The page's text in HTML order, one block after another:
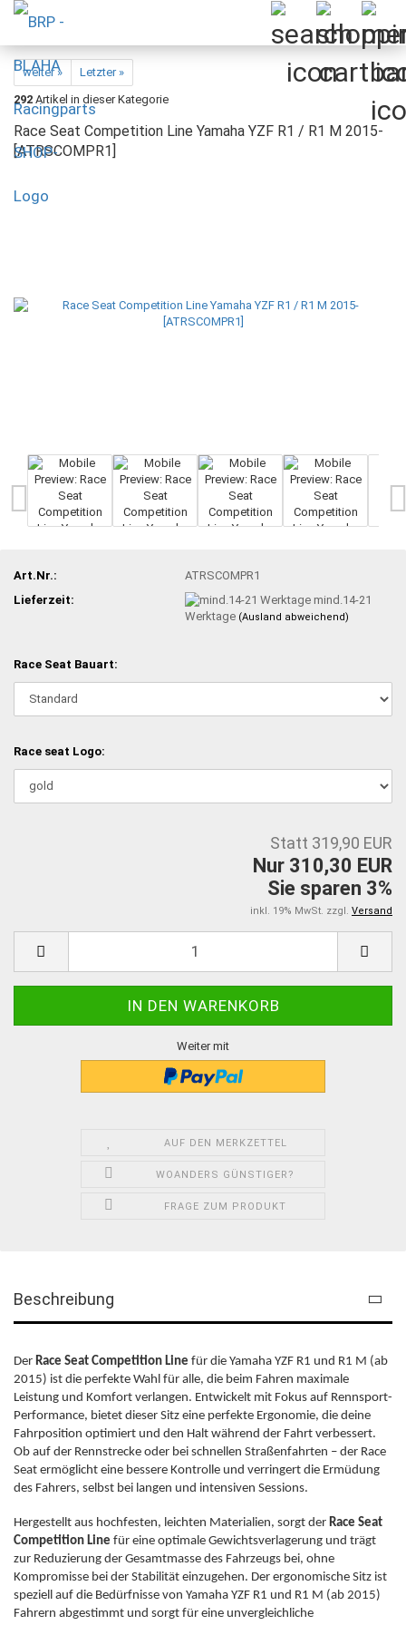
weiter »
Letzter »
292 Artikel in dieser Kategorie
Race Seat Competition Line Yamaha YZF R1 / R1 M 2015-
[ATRSCOMPR1]
Art.Nr.:
ATRSCOMPR1
Lieferzeit:
mind.14-21
Werktage (Ausland abweichend)
Race Seat Bauart:
Race seat Logo:
Statt 319,90 EUR
Nur 310,30 EUR
Sie sparen 3%
inkl. 19% MwSt. zzgl. Versand
Weiter mit
AUF DEN MERKZETTEL
WOANDERS GÜNSTIGER?
FRAGE ZUM PRODUKT
Beschreibung
Der Race Seat Competition Line für die Yamaha YZF R1 und R1 M (ab
2015) ist die perfekte Wahl für alle, die beim Fahren maximale
Leistung und Komfort verlangen. Entwickelt mit Fokus auf Rennsport-
Performance, bietet dieser Sitz eine perfekte Ergonomie, die deine
Fahrposition optimiert und den Halt während der Fahrt verbessert.
Ob auf der Rennstrecke oder bei schnellen Straßenfahrten – der Race
Seat ermöglicht eine bessere Kontrolle und verringert die Ermüdung
des Fahrers, selbst bei langen und intensiven Sessions.
Hergestellt aus hochfesten, leichten Materialien, sorgt der Race Seat
Competition Line für eine optimale Gewichtsverlagerung und trägt
zur Reduzierung der Gesamtmasse des Fahrzeugs bei, ohne
Kompromisse bei der Stabilität einzugehen. Der ergonomische Sitz ist
speziell auf die Bedürfnisse von Yamaha YZF R1 und R1 M (ab 2015)
Fahrern abgestimmt und sorgt für eine unvergleichliche